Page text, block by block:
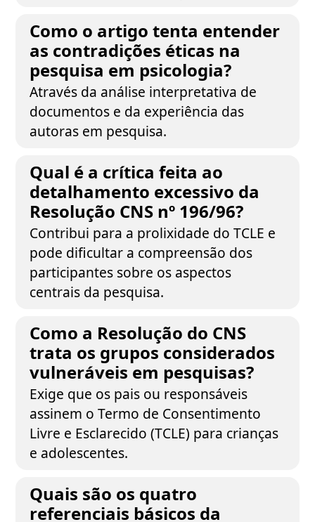
Como o artigo tenta entender
as contradições éticas na
pesquisa em psicologia?
Através da análise interpretativa de
documentos e da experiência das
autoras em pesquisa.
Qual é a crítica feita ao
detalhamento excessivo da
Resolução CNS nº 196/96?
Contribui para a prolixidade do TCLE e
pode dificultar a compreensão dos
participantes sobre os aspectos
centrais da pesquisa.
Como a Resolução do CNS
trata os grupos considerados
vulneráveis em pesquisas?
Exige que os pais ou responsáveis
assinem o Termo de Consentimento
Livre e Esclarecido (TCLE) para crianças
e adolescentes.
Quais são os quatro
referenciais básicos da